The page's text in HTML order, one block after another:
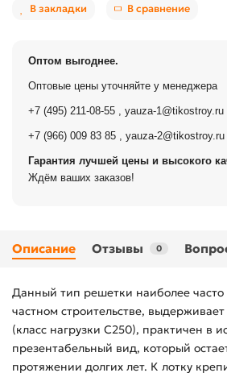
В закладки В сравнение
Оптом выгоднее.
Оптовые цены уточняйте у менеджера
+7 (495) 211-08-55 yauza-1@tikostroy.ru
+7 (966) 009 83 85 yauza-2@tikostroy.ru
Гарантия лучшей цены и высокого
Ждём ваших заказов!
Описание Отзывы 0
Данный тип решетки наиболее часто
частном строительстве,
(класс нагрузки С250), практичен в
презентабельный вид, который
протяжении долгих лет. К лотку